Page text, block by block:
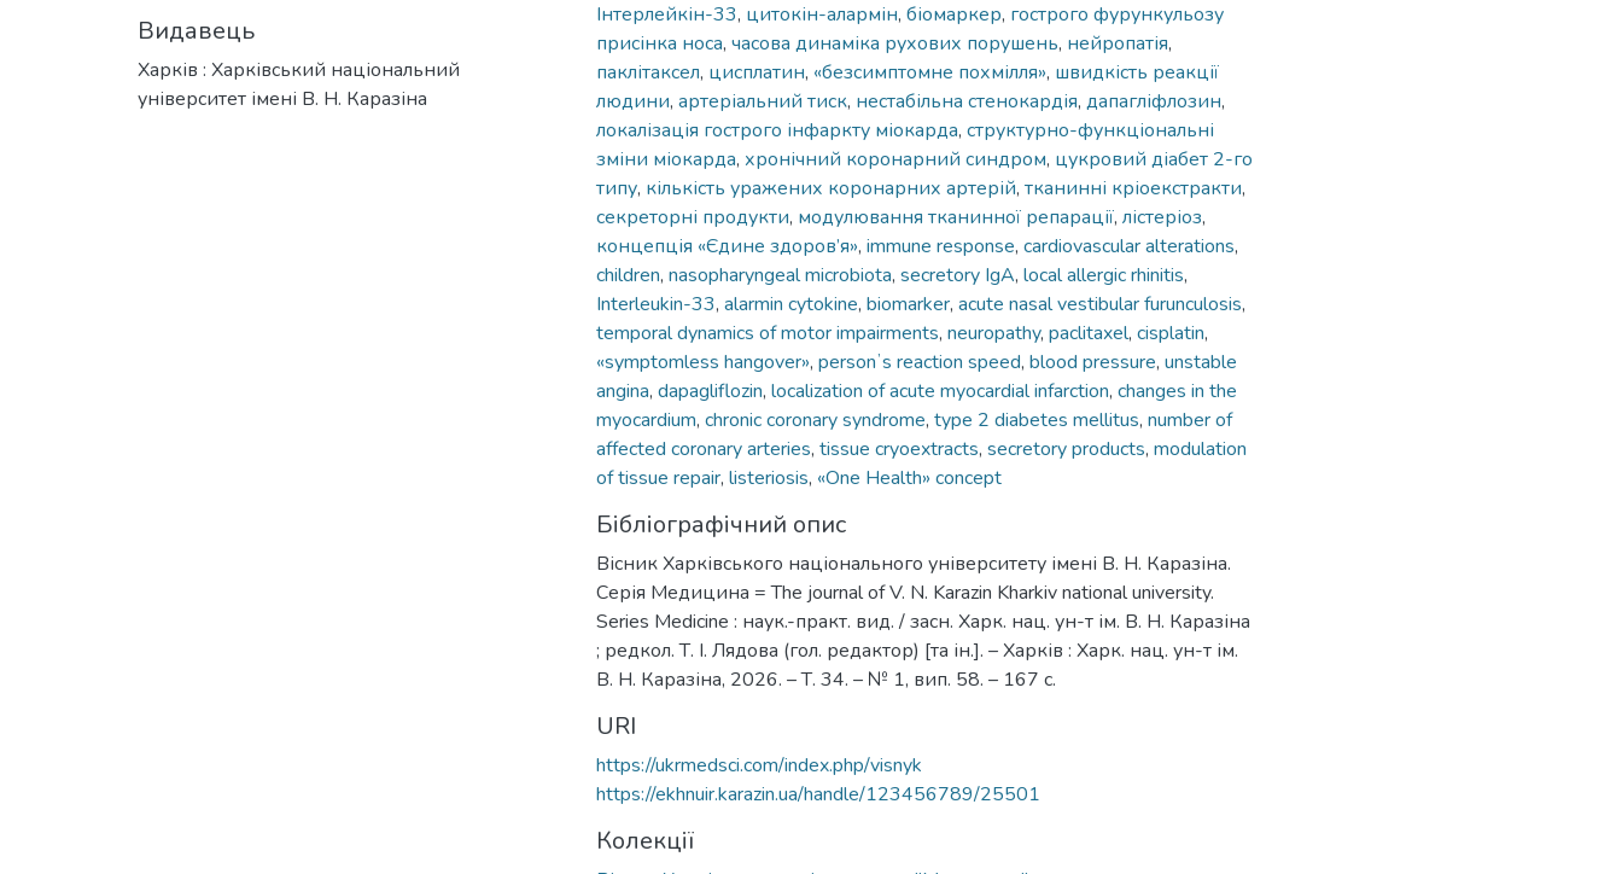
Видавець
Харків : Харківський національний
університет імені В. Н. Каразіна
Інтерлейкін-33, цитокін-алармін, біомаркер, гострого фурункульозу
присінка носа, часова динаміка рухових порушень, нейропатія,
паклітаксел, цисплатин, «безсимптомне похмілля», швидкість реакції
людини, артеріальний тиск, нестабільна стенокардія, дапагліфлозин,
локалізація гострого інфаркту міокарда, структурно-функціональні
зміни міокарда, хронічний коронарний синдром, цукровий діабет 2-го
типу, кількість уражених коронарних артерій, тканинні кріоекстракти,
секреторні продукти, модулювання тканинної репарації, лістеріоз,
концепція «Єдине здоров’я», immune response, cardiovascular alterations,
children, nasopharyngeal microbiota, secretory IgA, local allergic rhinitis,
Interleukin-33, alarmin cytokine, biomarker, acute nasal vestibular furunculosis,
temporal dynamics of motor impairments, neuropathy, paclitaxel, cisplatin,
«symptomless hangover», personʼs reaction speed, blood pressure, unstable
angina, dapagliflozin, localization of acute myocardial infarction, changes in the
myocardium, chronic coronary syndrome, type 2 diabetes mellitus, number of
affected coronary arteries, tissue cryoextracts, secretory products, modulation
of tissue repair, listeriosis, «One Health» concept
Бібліографічний опис
Вісник Харківського національного університету імені В. Н. Каразіна.
Серія Медицина = The journal of V. N. Karazin Kharkiv national university.
Series Medicine : наук.-практ. вид. / засн. Харк. нац. ун-т ім. В. Н. Каразіна
; редкол. Т. І. Лядова (гол. редактор) [та ін.]. – Харків : Харк. нац. ун-т ім.
В. Н. Каразіна, 2026. – Т. 34. – № 1, вип. 58. – 167 с.
URI
https://ukrmedsci.com/index.php/visnyk
https://ekhnuir.karazin.ua/handle/123456789/25501
Колекції